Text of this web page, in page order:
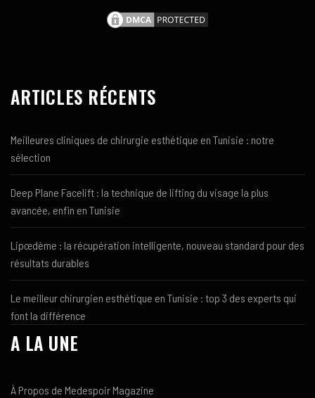
ARTICLES RÉCENTS
Meilleures cliniques de chirurgie esthétique en Tunisie : notre
sélection
Deep Plane Facelift : la technique de lifting du visage la plus
avancée, enfin en Tunisie
Lipœdème : la récupération intelligente, nouveau standard pour des
résultats durables
Le meilleur chirurgien esthétique en Tunisie : top 3 des experts qui
font la différence
A LA UNE
À Propos de Medespoir Magazine